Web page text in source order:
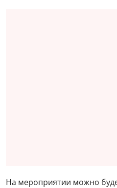
На мероприятии можно